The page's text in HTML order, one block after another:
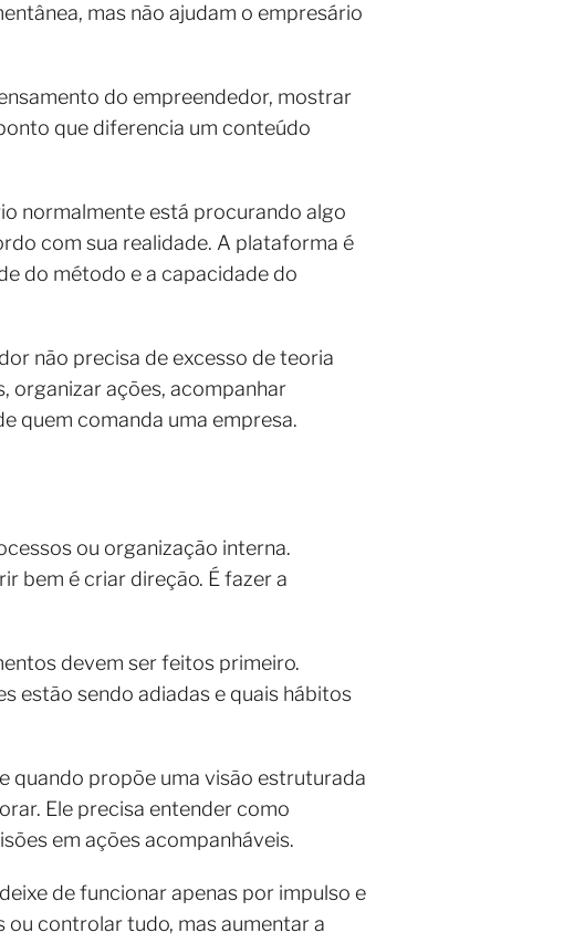
mas não ajudam o empresário
do empreendedor, mostrar
que diferencia um conteúdo
normalmente está procurando algo
com sua realidade. A plataforma é
do método e a capacidade do
não precisa de excesso de teoria
organizar ações, acompanhar
quem comanda uma empresa.
ou organização interna.
bem é criar direção. É fazer a
devem ser feitos primeiro.
estão sendo adiadas e quais hábitos
quando propõe uma visão estruturada
Ele precisa entender como
em ações acompanháveis.
de funcionar apenas por impulso e
controlar tudo, mas aumentar a